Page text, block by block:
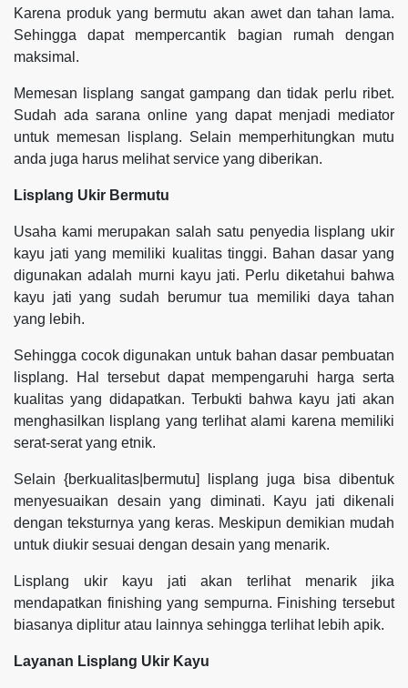
Karena produk yang bermutu akan awet dan tahan lama.
Sehingga dapat mempercantik bagian rumah dengan
maksimal.
Memesan lisplang sangat gampang dan tidak perlu ribet.
Sudah ada sarana online yang dapat menjadi mediator
untuk memesan lisplang. Selain memperhitungkan mutu
anda juga harus melihat service yang diberikan.
Lisplang Ukir Bermutu
Usaha kami merupakan salah satu penyedia lisplang ukir
kayu jati yang memiliki kualitas tinggi. Bahan dasar yang
digunakan adalah murni kayu jati. Perlu diketahui bahwa
kayu jati yang sudah berumur tua memiliki daya tahan
yang lebih.
Sehingga cocok digunakan untuk bahan dasar pembuatan
lisplang. Hal tersebut dapat mempengaruhi harga serta
kualitas yang didapatkan. Terbukti bahwa kayu jati akan
menghasilkan lisplang yang terlihat alami karena memiliki
serat-serat yang etnik.
Selain {berkualitas|bermutu] lisplang juga bisa dibentuk
menyesuaikan desain yang diminati. Kayu jati dikenali
dengan teksturnya yang keras. Meskipun demikian mudah
untuk diukir sesuai dengan desain yang menarik.
Lisplang ukir kayu jati akan terlihat menarik jika
mendapatkan finishing yang sempurna. Finishing tersebut
biasanya diplitur atau lainnya sehingga terlihat lebih apik.
Layanan Lisplang Ukir Kayu